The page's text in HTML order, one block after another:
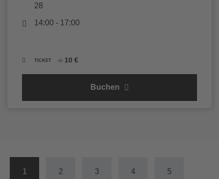
28
14:00 - 17:00
TICKET ab 10 €
Buchen
1 2 3 4 5